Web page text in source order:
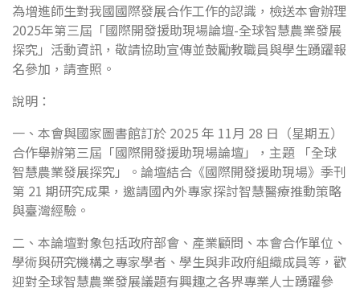
為增進師生對我國國際發展合作工作的認識，檢送本會辦理
2025年第三屆「國際開發援助現場論壇-全球智慧農業發展
探究」活動資訊，敬請協助宣傳並鼓勵教職員與學生踴躍報
名參加，請查照。
說明：
一、本會與國家圖書館訂於 2025 年 11月 28 日（星期五）
合作舉辦第三屆「國際開發援助現場論壇」，主題 「全球
智慧農業發展探究」。論壇結合《國際開發援助現場》季刊
第 21 期研究成果，邀請國內外專家探討智慧醫療推動策略
與臺灣經驗。
二、本論壇對象包括政府部會、產業顧問、本會合作單位、
學術與研究機構之專家學者、學生與非政府組織成員等，歡
迎對全球智慧農業發展議題有興趣之各界專業人士踴躍參